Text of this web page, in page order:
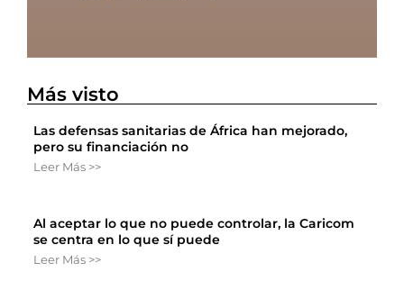
Más visto
Las defensas sanitarias de África han mejorado,
pero su financiación no
Leer Más >>
Al aceptar lo que no puede controlar, la Caricom
se centra en lo que sí puede
Leer Más >>